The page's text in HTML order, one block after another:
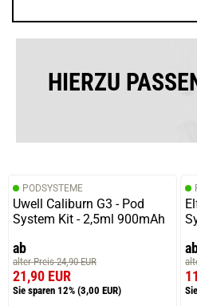
HIERZU
PODSYSTEME
Uwell Caliburn G3 - Pod
System Kit - 2,5ml 900mAh
ab
alter Preis 24,90 EUR
21,90 EUR
Sie sparen 12% (3,00 EUR)